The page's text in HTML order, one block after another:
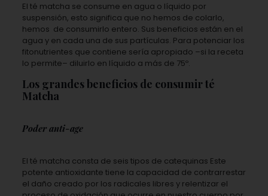
El té matcha se consume en agua o líquido por
suspensión, esto significa que no hemos de colarlo,
hemos de consumirlo entero. Sus beneficios están en el
agua y en cada una de sus partículas. Para potenciar los
fitonutrientes que contiene sería apropiado –si la receta
lo permite– diluirlo en líquido a más de 75º.
Los grandes beneficios de consumir té
Matcha
Poder anti-age
El té matcha consta de seis tipos de catequinas Este
potente antioxidante tiene la capacidad de contrarrestar
el daño creado por los radicales libres y relentizar el